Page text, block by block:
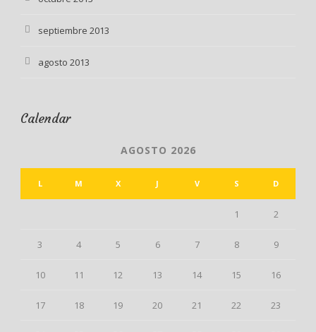
septiembre 2013
agosto 2013
Calendar
AGOSTO 2026
L M X J V S D
1 2
3 4 5 6 7 8 9
10 11 12 13 14 15 16
17 18 19 20 21 22 23